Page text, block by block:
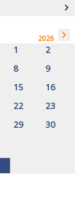
navigate_next
2026 navigate_next
1
2
8
9
15
16
22
23
29
30